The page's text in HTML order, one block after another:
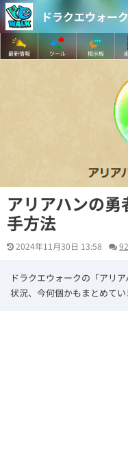
ドラクエウォー
最新情報 ツール 掲示板
アリアハンの
手方法
2024年11月30日 13:58
ドラクエウォークの「アリ
状況、今何個かもまとめて